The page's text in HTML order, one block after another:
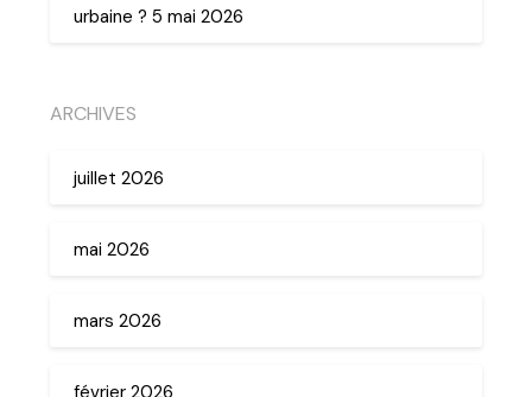
urbaine ? 5 mai 2026
ARCHIVES
juillet 2026
mai 2026
mars 2026
février 2026